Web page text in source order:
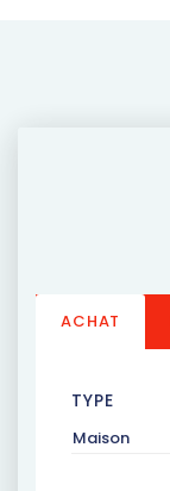
ACHAT
TYPE
Maison